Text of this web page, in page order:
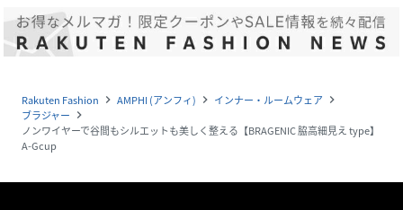
Rakuten Fashion navigate_next AMPHI (アンフィ) navigate_next インナー・ルームウェア navigate_next
ブラジャー navigate_next
ノンワイヤーで谷間もシルエットも美しく整える【BRAGENIC 脇高細見え type】
A-Gcup